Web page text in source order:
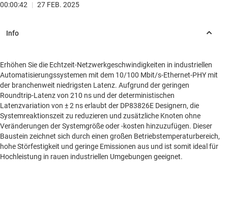
00:00:42 | 27 FEB. 2025
Erhöhen Sie die Echtzeit-Netzwerkgeschwindigkeiten in industriellen
Automatisierungssystemen mit dem 10/100 Mbit/s-Ethernet-PHY mit
der branchenweit niedrigsten Latenz. Aufgrund der geringen
Roundtrip-Latenz von 210 ns und der deterministischen
Latenzvariation von ± 2 ns erlaubt der DP83826E Designern, die
Systemreaktionszeit zu reduzieren und zusätzliche Knoten ohne
Veränderungen der Systemgröße oder -kosten hinzuzufügen. Dieser
Baustein zeichnet sich durch einen großen Betriebstemperaturbereich,
hohe Störfestigkeit und geringe Emissionen aus und ist somit ideal für
Hochleistung in rauen industriellen Umgebungen geeignet.